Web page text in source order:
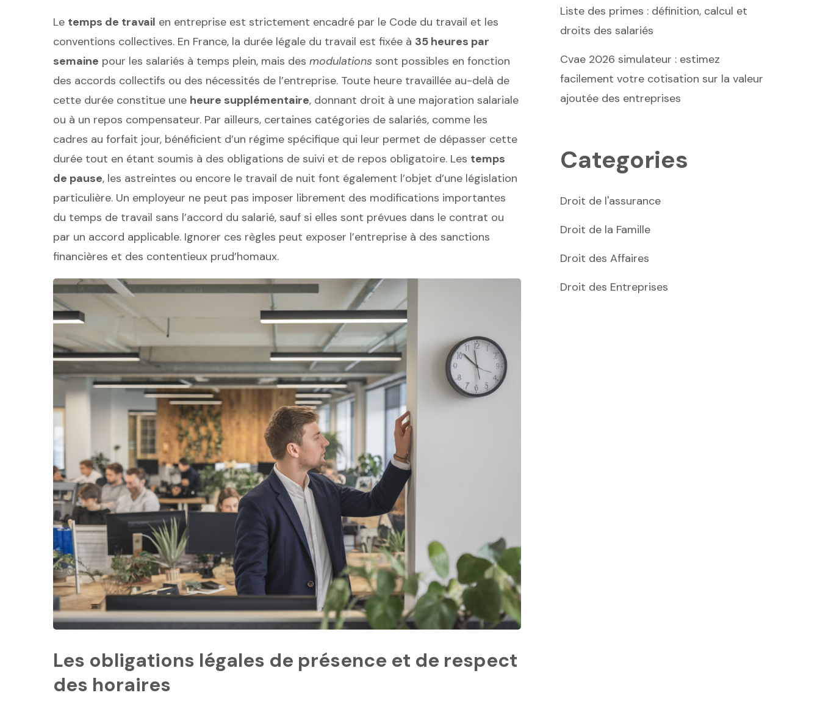
Le temps de travail en entreprise est strictement encadré par le Code du travail et les
conventions collectives. En France, la durée légale du travail est fixée à 35 heures par
semaine pour les salariés à temps plein, mais des modulations sont possibles en fonction
des accords collectifs ou des nécessités de l’entreprise. Toute heure travaillée au-delà de
cette durée constitue une heure supplémentaire, donnant droit à une majoration salariale
ou à un repos compensateur. Par ailleurs, certaines catégories de salariés, comme les
cadres au forfait jour, bénéficient d’un régime spécifique qui leur permet de dépasser cette
durée tout en étant soumis à des obligations de suivi et de repos obligatoire. Les temps
de pause, les astreintes ou encore le travail de nuit font également l’objet d’une législation
particulière. Un employeur ne peut pas imposer librement des modifications importantes
du temps de travail sans l’accord du salarié, sauf si elles sont prévues dans le contrat ou
par un accord applicable. Ignorer ces règles peut exposer l’entreprise à des sanctions
financières et des contentieux prud’homaux.
Les obligations légales de présence et de respect
des horaires
Liste des primes : définition, calcul et
droits des salariés
Cvae 2026 simulateur : estimez
facilement votre cotisation sur la valeur
ajoutée des entreprises
Categories
Droit de l'assurance
Droit de la Famille
Droit des Affaires
Droit des Entreprises